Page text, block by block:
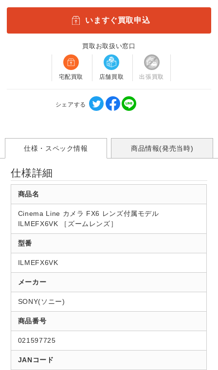
いますぐ買取申込
買取お取扱い窓口
宅配買取 店舗買取 出張買取
シェアする
仕様・スペック情報 商品情報(発売当時)
仕様詳細
商品名
Cinema Line カメラ FX6 レンズ付属モデル
ILMEFX6VK ［ズームレンズ］
型番
ILMEFX6VK
メーカー
SONY(ソニー)
商品番号
021597725
JANコード